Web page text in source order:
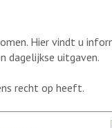
Hier vindt u
dagelijkse uitgaven.
recht op heeft.